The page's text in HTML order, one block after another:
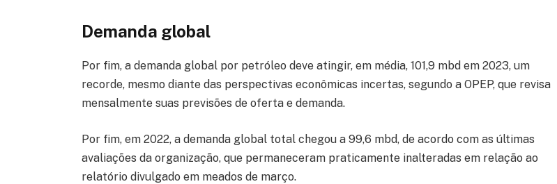
Demanda global
Por fim, a demanda global por petróleo deve atingir, em média, 101,9 mbd em 2023, um
recorde, mesmo diante das perspectivas econômicas incertas, segundo a OPEP, que revisa
mensalmente suas previsões de oferta e demanda.
Por fim, em 2022, a demanda global total chegou a 99,6 mbd, de acordo com as últimas
avaliações da organização, que permaneceram praticamente inalteradas em relação ao
relatório divulgado em meados de março.